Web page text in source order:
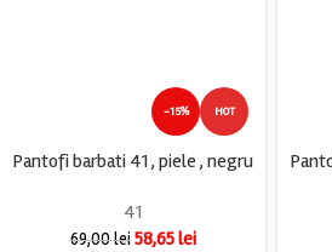
-15% HOT
Pantofi barbati 41 , piele , negru
41
69,00lei 58,65lei